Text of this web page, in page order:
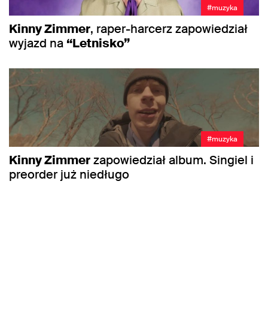
#muzyka
Kinny Zimmer, raper-harcerz zapowiedział
wyjazd na “Letnisko”
#muzyka
Kinny Zimmerzapowiedział album. Singiel i
preorder już niedługo